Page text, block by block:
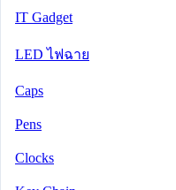
IT Gadget
LED ไฟฉาย
Caps
Pens
Clocks